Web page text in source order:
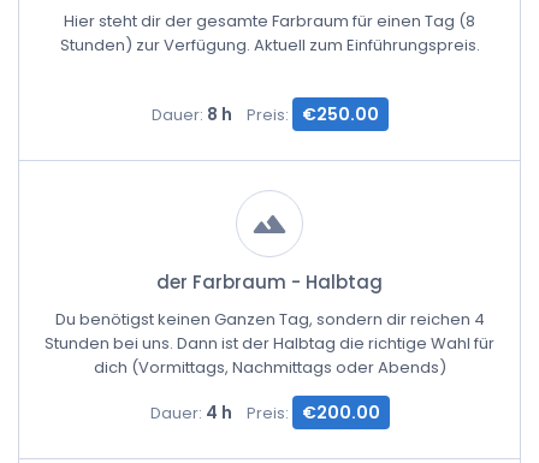
Hier steht dir der gesamte Farbraum für einen Tag (8
Stunden) zur Verfügung. Aktuell zum Einführungspreis.
Dauer: 8 h Preis: €250.00
der Farbraum - Halbtag
Du benötigst keinen Ganzen Tag, sondern dir reichen 4
Stunden bei uns. Dann ist der Halbtag die richtige Wahl für
dich (Vormittags, Nachmittags oder Abends)
Dauer: 4 h Preis: €200.00